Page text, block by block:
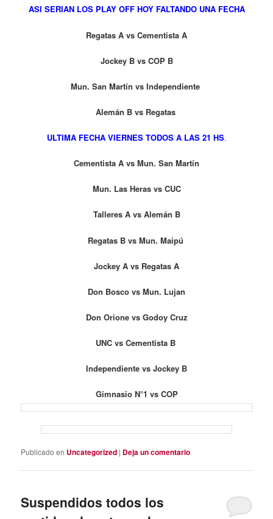
ASI SERIAN LOS PLAY OFF HOY FALTANDO UNA FECHA
Regatas A vs Cementista A
Jockey B vs COP B
Mun. San Martín vs Independiente
Alemán B vs Regatas
ULTIMA FECHA VIERNES TODOS A LAS 21 HS.
Cementista A vs Mun. San Martín
Mun. Las Heras vs CUC
Talleres A vs Alemán B
Regatas B vs Mun. Maipú
Jockey A vs Regatas A
Don Bosco vs Mun. Lujan
Don Orione vs Godoy Cruz
UNC vs Cementista B
Independiente vs Jockey B
Gimnasio N°1 vs COP
Publicado en Uncategorized | Deja un comentario
Suspendidos todos los